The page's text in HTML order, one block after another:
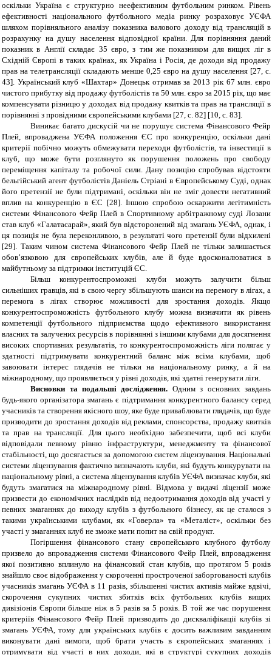
оскільки Україна є структурно неефективним футбольним ринком. Рівень
ефективності національного футбольного медіа ринку розраховує УЄФА
шляхом порівняльного аналізу показника валового доходу від трансляцій в
розрахунку на душу населення відповідної країни. Для порівняння даний
показник в Англії складає 35 євро, з тим же показником для вищих ліг в
Східній Європі в таких країнах, як Україна і Росія, де доходи від продажу
прав на телетрансляції складають менше 0,25 євро на душу населення [27, с.
43]. Український клуб «Шахтар» Донецьк отримав за 2013 рік 67 млн. євро
чистого прибутку від продажу футболістів та 50 млн. євро за 2015 рік, що має
компенсувати різницю у доходах від продажу квитків та прав на трансляції в
порівнянні з провідними європейськими клубами [27, с. 82] [10, с. 83].
Виникає багато дискусій чи не порушує система Фінансового Фейр
Плей, впроваджена УЄФА положення ЄС про конкуренцію, оскільки дані
критерії побічно можуть обмежувати переходи футболістів, та інвестиції в
клуб, що може бути розглянуто як порушення положень про свободу
переміщення капіталу та робочої сили. Дану позицію спробував відстояти
бельгійський агент футболістів Даніель Стріані в Європейському Суді, однак
його претензії не були підтримані, оскільки він не зміг довести негативний
вплив на конкуренцію в ЄС [28]. Іншою спробою оскаржити легітимність
системи Фінансового Фейр Плей в Спортивному арбітражному суді Лозани
став клуб «Галатасарай», який був відсторонений від змагань УЄФА, однак, і
ця позиція не була переконливою, в результаті чого претензії були відхилені
[29]. Таким чином система Фінансового Фейр Плей не тільки залишається
обов’язковою для європейських клубів, але й буде вдосконалюватися в
майбутньому за підтримки інституцій ЄС.
Більш конкурентоспроможні клуби можуть залучити більш
сильніших гравців, які в свою чергу збільшують шанси на перемогу в лігах, а
перемога в лігах створює можливості для зростання доходів. Якщо
конкурентоспроможність футбольного клубу можна визначити як рівень
компетенції футбольного підприємства щодо ефективного використання
власних та залучених ресурсів в порівнянні з іншими клубами для досягнення
високих спортивних результатів, то конкурентоспроможність ліги полягає у
здатності підтримувати конкурентний баланс між всіма клубами, щоб
завоювати інтерес глядачів не тільки на національному ринку, а й на
міжнародному, що проявляється у рівні доходів, які здатні генерувати ліги.
Висновки та подальші дослідження. Одним з основних завдань
будь-якого організатора змагань є підтримання конкурентного балансу серед
учасників та створення якісного шоу, яке буде приваблювати глядачів, що буде
призводити до зростання доходів від реклами, спонсорства, продажу квитків
та прав на трансляції. Для цього необхідно забезпечити, щоб всі клуби
відповідали певному рівню інфраструктури, менеджменту та фінансової
стабільності, що досягається за допомогою систем ліцензування. Національні
системи ліцензування фактично визначають клуби, які будуть конкурувати на
національному рівні, а система ліцензування клубів УЄФА визначає клуби, які
будуть змагатися на міжнародному рівні. Відмова у видачі ліцензії може
призвести до економічних наслідків від недоотримання доходів від участі у
певних змаганнях до виходу клубів з футбольного бізнесу, як це сталося з
такими українськими клубами, як «Говерла» та «Металіст», оскільки без
участі у змаганнях клуб не зможе мати попит на свій продукт.
Погіршення фінансового стану європейського клубного футболу
призвело до впровадження системи Фінансового Фейр Плей, впровадження
якої позитивно вплинуло на фінансовий стан клубів, що протягом 5 років
знайшло своє відображення у скороченні простроченої заборгованості клубів
учасників змагань УЄФА в 11 разів, збільшенні чистих активів майже вдвічі,
скорочення сукупних чистих збитків всіх футбольних клубів вищих
дивізіонів Європи більше ніж в 5 разів за 5 років. В той же час порушення
критеріїв Фінансового Фейр Плей призводить до дискваліфікації клубів зі
змагань УЄФА, тому для українських клубів є досить важливим завданням
виконувати дані вимоги, щоб брати участь в європейських змаганнях і
отримувати від участі в них доходи, які в структурі сукупних доходів